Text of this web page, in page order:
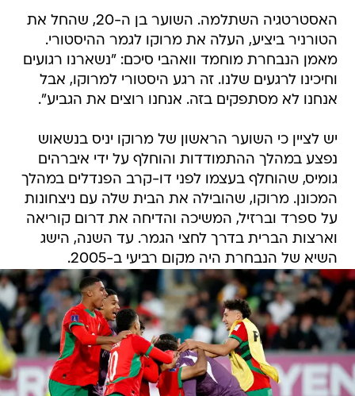
האסטרטגיה השתלמה. השוער בן ה-20, שהחל את
הטורניר ביציע, העלה את מרוקו לגמר ההיסטורי.
מאמן הנבחרת מוחמד וואהבי סיכם: "נשארנו רגועים
וחיכינו לרגעים שלנו. זה רגע היסטורי למרוקו, אבל
אנחנו לא מסתפקים בזה. אנחנו רוצים את הגביע".
יש לציין כי השוער הראשון של מרוקו יניס בנשאוש
נפצע במהלך ההתמודדות והוחלף על ידי איברהים
גומיס, שהוחלף בעצמו לפני דו-קרב הפנדלים במהלך
המכונן. מרוקו, שהובילה את הבית שלה עם ניצחונות
על ספרד וברזיל, המשיכה והדיחה את דרום קוריאה
וארצות הברית בדרך לחצי הגמר. עד השנה, הישג
השיא של הנבחרת היה מקום רביעי ב-2005.